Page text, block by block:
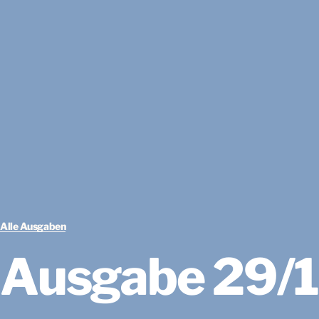
Alle Ausgaben
Ausgabe 29/